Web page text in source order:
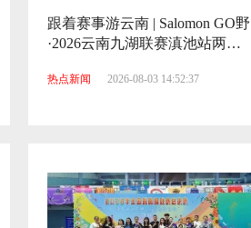
跟着赛事游云南 | Salomon GO野
·2026云南九湖联赛滇池站两大
热点新闻 2026-08-03 14:52:37